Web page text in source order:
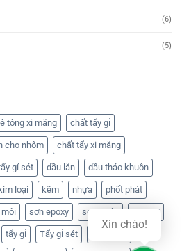
(6)
(5)
tông xi măng chất tẩy gỉ
cho nhôm chất tẩy xi măng
gỉ sét dầu lăn dầu tháo khuôn
kim loại kẽm nhựa phốt phát
môi sơn epoxy sơn nước sơn PU
tẩy gỉ Tẩy gỉ sét
Xin chào!